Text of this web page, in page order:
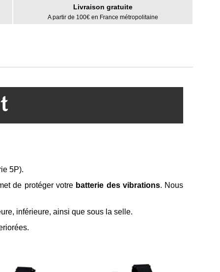
Livraison gratuite
A partir de 100€ en France métropolitaine
5P).
de protéger votre batterie des vibrations. Nous
inférieure, ainsi que sous la selle.